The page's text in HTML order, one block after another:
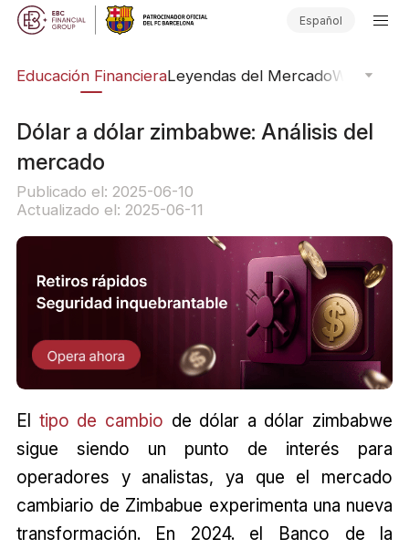
Español
Educación FinancieraLeyendas del MercadoWebinars
Dólar a dólar zimbabwe: Análisis del
mercado
Publicado el: 2025-06-10
Actualizado el: 2025-06-11
El tipo de cambio de dólar a dólar zimbabwe
sigue siendo un punto de interés para
operadores y analistas, ya que el mercado
cambiario de Zimbabue experimenta una nueva
transformación. En 2024. el Banco de la